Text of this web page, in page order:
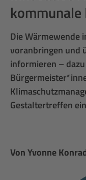
Die Wärmewende
voranbringen und
informieren –
Gestaltertreffen
VonYvonne